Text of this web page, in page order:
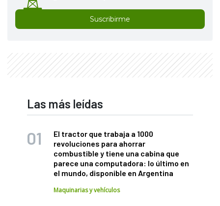
Suscribirme
Las más leídas
El tractor que trabaja a 1000
revoluciones para ahorrar
combustible y tiene una cabina que
parece una computadora: lo último en
el mundo, disponible en Argentina
Maquinarias y vehículos